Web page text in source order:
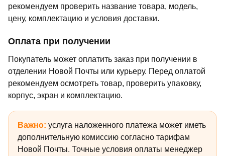
рекомендуем проверить название товара, модель,
цену, комплектацию и условия доставки.
Оплата при получении
Покупатель может оплатить заказ при получении в
отделении Новой Почты или курьеру. Перед оплатой
рекомендуем осмотреть товар, проверить упаковку,
корпус, экран и комплектацию.
Важно: услуга наложенного платежа может иметь
дополнительную комиссию согласно тарифам
Новой Почты. Точные условия оплаты менеджер